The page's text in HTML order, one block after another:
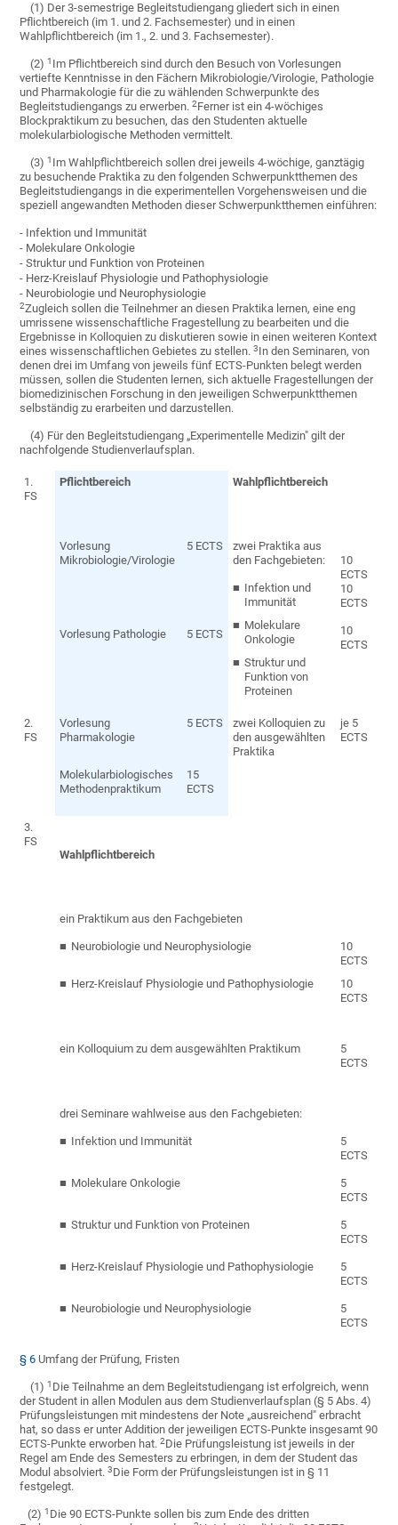
(1) Der 3-semestrige Begleitstudiengang gliedert sich in einen
Pflichtbereich (im 1. und 2. Fachsemester) und in einen
Wahlpflichtbereich (im 1., 2. und 3. Fachsemester).
(2)1 Im Pflichtbereich sind durch den Besuch von Vorlesungen
vertiefte Kenntnisse in den Fächern Mikrobiologie/Virologie, Pathologie
und Pharmakologie für die zu wählenden Schwerpunkte des
Begleitstudiengangs zu erwerben.2Ferner ist ein 4-wöchiges
Blockpraktikum zu besuchen, das den Studenten aktuelle
molekularbiologische Methoden vermittelt.
(3)1 Im Wahlpflichtbereich sollen drei jeweils 4-wöchige, ganztägig
zu besuchende Praktika zu den folgenden Schwerpunktthemen des
Begleitstudiengangs in die experimentellen Vorgehensweisen und die
speziell angewandten Methoden dieser Schwerpunktthemen einführen:
- Infektion und Immunität
- Molekulare Onkologie
- Struktur und Funktion von Proteinen
- Herz-Kreislauf Physiologie und Pathophysiologie
- Neurobiologie und Neurophysiologie
2Zugleich sollen die Teilnehmer an diesen Praktika lernen, eine eng
umrissene wissenschaftliche Fragestellung zu bearbeiten und die
Ergebnisse in Kolloquien zu diskutieren sowie in einen weiteren Kontext
eines wissenschaftlichen Gebietes zu stellen.3In den Seminaren, von
denen drei im Umfang von jeweils fünf ECTS-Punkten belegt werden
müssen, sollen die Studenten lernen, sich aktuelle Fragestellungen der
biomedizinischen Forschung in den jeweiligen Schwerpunktthemen
selbständig zu erarbeiten und darzustellen.
(4) Für den Begleitstudiengang „Experimentelle Medizin" gilt der
nachfolgende Studienverlaufsplan.
1.
FS
Pflichtbereich Wahlpflichtbereich
Vorlesung
Mikrobiologie/Virologie
5 ECTS
zwei Praktika aus
den Fachgebieten:
Infektion und
Immunität
Molekulare
Onkologie
Struktur und
Funktion von
Proteinen
10
ECTS
10
ECTS
10
ECTS
Vorlesung Pathologie 5 ECTS
2.
FS
Vorlesung
Pharmakologie
5 ECTS
zwei Kolloquien zu
den ausgewählten
Praktika
je 5
ECTS
Molekularbiologisches
Methodenpraktikum
15
ECTS
3.
FS
Wahlpflichtbereich
ein Praktikum aus den Fachgebieten
Neurobiologie und Neurophysiologie
10
ECTS
Herz-Kreislauf Physiologie und Pathophysiologie
10
ECTS
ein Kolloquium zu dem ausgewählten Praktikum
5
ECTS
drei Seminare wahlweise aus den Fachgebieten:
Infektion und Immunität
5
ECTS
Molekulare Onkologie
5
ECTS
Struktur und Funktion von Proteinen
5
ECTS
Herz-Kreislauf Physiologie und Pathophysiologie
5
ECTS
Neurobiologie und Neurophysiologie
5
ECTS
§ 6 Umfang der Prüfung, Fristen
(1)1 Die Teilnahme an dem Begleitstudiengang ist erfolgreich, wenn
der Student in allen Modulen aus dem Studienverlaufsplan (§ 5 Abs. 4)
Prüfungsleistungen mit mindestens der Note „ausreichend" erbracht
hat, so dass er unter Addition der jeweiligen ECTS-Punkte insgesamt 90
ECTS-Punkte erworben hat.2Die Prüfungsleistung ist jeweils in der
Regel am Ende des Semesters zu erbringen, in dem der Student das
Modul absolviert.3Die Form der Prüfungsleistungen ist in § 11
festgelegt.
(2)1 Die 90 ECTS-Punkte sollen bis zum Ende des dritten